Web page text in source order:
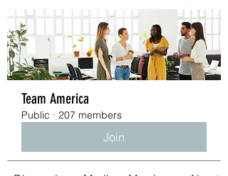
Team America
Public · 207 members
Join